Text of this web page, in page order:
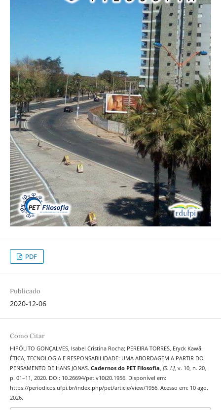
PDF
Publicado
2020-12-06
Como Citar
HIPÓLITO GONÇALVES, Isabel Cristina Rocha; PEREIRA TORRES, Eryck Kawã.
ÉTICA, TECNOLOGIA E RESPONSABILIDADE: UMA ABORDAGEM A PARTIR DO
PENSAMENTO DE HANS JONAS. Cadernos do PET Filosofia, [S. l.], v. 10, n. 20,
p. 01–11, 2020. DOI: 10.26694/pet.v10i20.1956. Disponível em:
https://periodicos.ufpi.br/index.php/pet/article/view/1956. Acesso em: 10 ago.
2026.